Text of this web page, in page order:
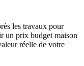
les travaux pour
un prix budget maison
réelle de votre